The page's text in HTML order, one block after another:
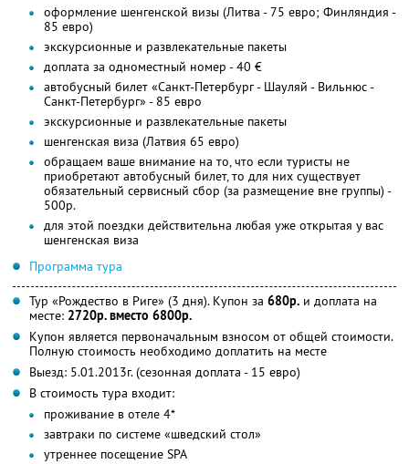
оформление шенгенской визы (Литва - 75 евро; Финляндия -
85 евро)
экскурсионные и развлекательные пакеты
доплата за одноместный номер - 40 €
автобусный билет «Санкт-Петербург - Шауляй - Вильнюс -
Санкт-Петербург» - 85 евро
экскурсионные и развлекательные пакеты
шенгенская виза (Латвия 65 евро)
обращаем ваше внимание на то, что если туристы не
приобретают автобусный билет, то для них существует
обязательный сервисный сбор (за размещение вне группы) -
500р.
для этой поездки действительна любая уже открытая у вас
шенгенская виза
Программа тура
Тур «Рождество в Риге» (3 дня). Купон за 680р. и доплата на
месте: 2720р. вместо 6800р.
Купон является первоначальным взносом от общей стоимости.
Полную стоимость необходимо доплатить на месте
Выезд: 5.01.2013г. (сезонная доплата - 15 евро)
В стоимость тура входит:
проживание в отеле 4*
завтраки по системе «шведский стол»
утреннее посещение SPA